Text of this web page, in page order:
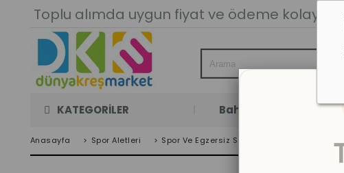
Toplu alımda uygun fiyat ve ödeme kolaylığı.
KATEGORİLER Bahçe Oyun Odası
Anasayfa > Spor Aletleri > Spor Ve Egzersiz Setleri